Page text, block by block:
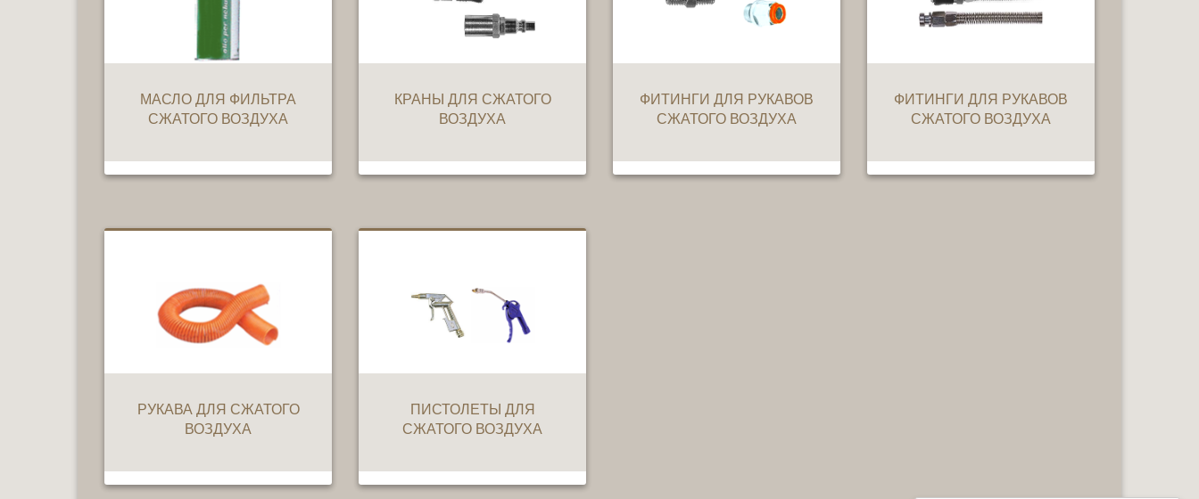
МАСЛО ДЛЯ ФИЛЬТРА
СЖАТОГО ВОЗДУХА
КРАНЫ ДЛЯ СЖАТОГО
ВОЗДУХА
ФИТИНГИ ДЛЯ РУКАВОВ
СЖАТОГО ВОЗДУХА
ФИТИНГИ ДЛЯ РУКАВОВ
СЖАТОГО ВОЗДУХА
РУКАВА ДЛЯ СЖАТОГО
ВОЗДУХА
ПИСТОЛЕТЫ ДЛЯ
СЖАТОГО ВОЗДУХА